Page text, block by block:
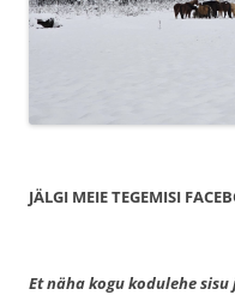
JÄLGI MEIE TEGEMISI
Et näha kogu kodulehe